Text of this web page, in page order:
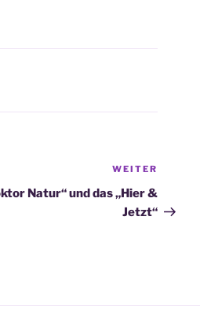
WEITER
Natur“ und das „Hier &
Jetzt“